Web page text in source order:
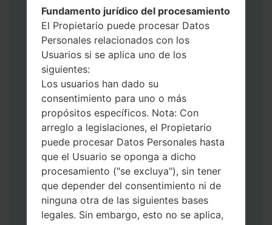
tecla de Encendido, el botón de Subir
volumen y la tecla de Bixby.
Presione y mantenga presionadas las
teclas de Subir y de Bajar volumen y
luego conecte un cable USB.
Presione y mantenga presionados la
tecla de Encendido, el botón de Bajar
volumen y la tecla de Inicio.
Conecte un cable USB, luego
mantenga presionados el botón de Bixby
y la tecla de Bajar volumen.
Presione y mantenga presionados la
tecla de Encendido y el botón de Subir
volumen.
Luego, conecte su dispositivo a PC, Odin
Fundamento jurídico del procesamiento
El Propietario puede procesar Datos
Personales relacionados con los
Usuarios si se aplica uno de los
siguientes:
Los usuarios han dado su
consentimiento para uno o más
propósitos específicos. Nota: Con
arreglo a legislaciones, el Propietario
puede procesar Datos Personales hasta
que el Usuario se oponga a dicho
procesamiento ("se excluya"), sin tener
que depender del consentimiento ni de
ninguna otra de las siguientes bases
legales. Sin embargo, esto no se aplica,